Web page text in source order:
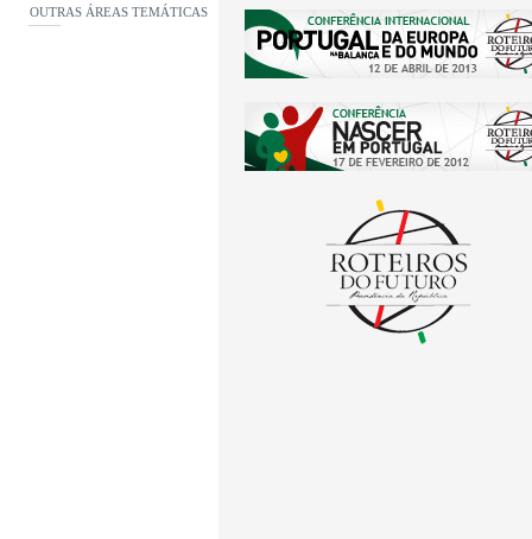
OUTRAS ÁREAS TEMÁTICAS